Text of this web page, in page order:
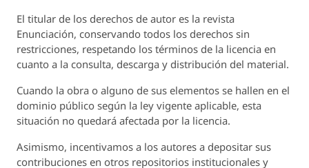
El titular de los derechos de autor es la revista
Enunciación, conservando todos los derechos sin
restricciones, respetando los términos de la licencia en
cuanto a la consulta, descarga y distribución del material.
Cuando la obra o alguno de sus elementos se hallen en el
dominio público según la ley vigente aplicable, esta
situación no quedará afectada por la licencia.
Asimismo, incentivamos a los autores a depositar sus
contribuciones en otros repositorios institucionales y